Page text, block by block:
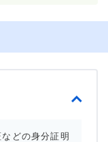
どの身分証明